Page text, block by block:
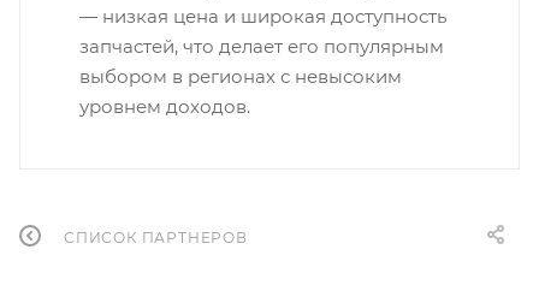
— низкая цена и широкая доступность
запчастей, что делает его популярным
выбором в регионах с невысоким
уровнем доходов.
СПИСОК ПАРТНЕРОВ